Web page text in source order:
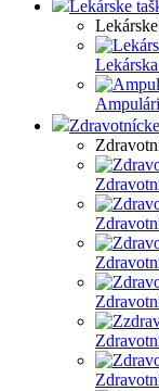
Lekárske